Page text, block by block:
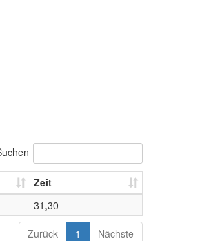
Zeit
31,30
Zurück 1 Nächste